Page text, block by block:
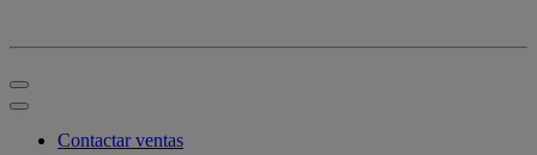
Contactar ventas